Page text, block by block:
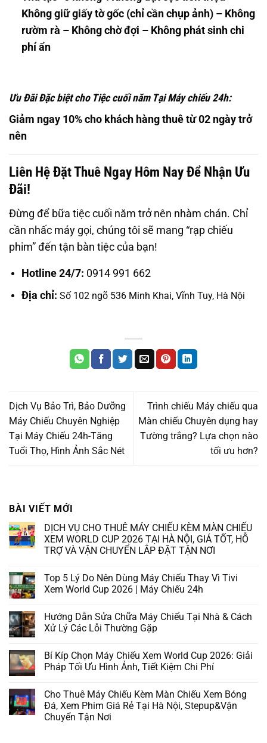
Không giữ giấy tờ gốc (chỉ cần chụp ảnh) – Không
rườm rà – Không chờ đợi – Không phát sinh chi
phí ẩn
Ưu Đãi Đặc biệt cho Tiệc cuối năm Tại Máy chiếu 24h:
Giảm ngay 10% cho khách hàng thuê từ 02 ngày trở
nên
Liên Hệ Đặt Thuê Ngay Hôm Nay Để Nhận Ưu
Đãi!
Đừng để bữa tiệc cuối năm trở nên nhàm chán. Chỉ
cần nhấc máy gọi, chúng tôi sẽ mang “rạp chiếu
phim” đến tận bàn tiệc của bạn!
Hotline 24/7: 0914 991 662
Địa chỉ: Số 102 ngõ 536 Minh Khai, Vĩnh Tuy, Hà Nội
Dịch Vụ Bảo Trì, Bảo Dưỡng
Máy Chiếu Chuyên Nghiệp
Tại Máy Chiếu 24h-Tăng
Tuổi Thọ, Hình Ảnh Sắc Nét
Trình chiếu Máy chiếu qua
Màn chiếu Chuyên dụng hay
Tường trắng? Lựa chọn nào
tối ưu hơn?
BÀI VIẾT MỚI
DỊCH VỤ CHO THUÊ MÁY CHIẾU KÈM MÀN CHIẾU
XEM WORLD CUP 2026 TẠI HÀ NỘI, GIÁ TỐT, HỖ
TRỢ VÀ VẬN CHUYỂN LẮP ĐẶT TẬN NƠI
Top 5 Lý Do Nên Dùng Máy Chiếu Thay Vì Tivi
Xem World Cup 2026 | Máy Chiếu 24h
Hướng Dẫn Sửa Chữa Máy Chiếu Tại Nhà & Cách
Xử Lý Các Lỗi Thường Gặp
Bí Kíp Chọn Máy Chiếu Xem World Cup 2026: Giải
Pháp Tối Ưu Hình Ảnh, Tiết Kiệm Chi Phí
Cho Thuê Máy Chiếu Kèm Màn Chiếu Xem Bóng
Đá, Xem Phim Giá Rẻ Tại Hà Nội, Stepup&Vận
Chuyển Tận Nơi